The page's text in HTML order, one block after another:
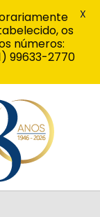
os
números:
99633-2770
X